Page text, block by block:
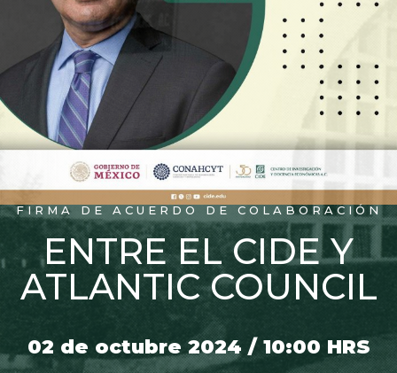
FIRMA DE ACUERDO DE COLABORACIÓN
ENTRE EL CIDE Y
ATLANTIC COUNCIL
02 de octubre 2024 / 10:00 HRS